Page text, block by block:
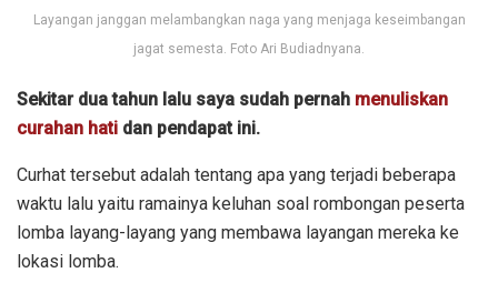
Layangan janggan melambangkan naga yang menjaga keseimbangan
jagat semesta. Foto Ari Budiadnyana.
Sekitar dua tahun lalu saya sudah pernah menuliskan
curahan hati dan pendapat ini.
Curhat tersebut adalah tentang apa yang terjadi beberapa
waktu lalu yaitu ramainya keluhan soal rombongan peserta
lomba layang-layang yang membawa layangan mereka ke
lokasi lomba.